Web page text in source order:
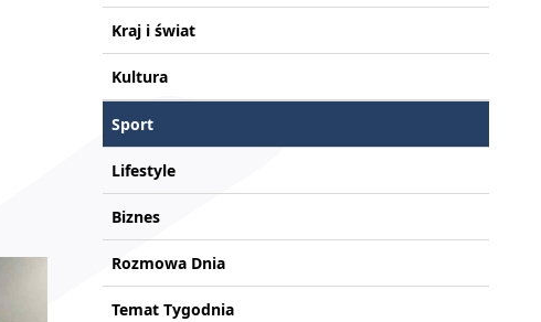
Kraj i świat
Kultura
Sport
Lifestyle
Biznes
Rozmowa Dnia
Temat Tygodnia